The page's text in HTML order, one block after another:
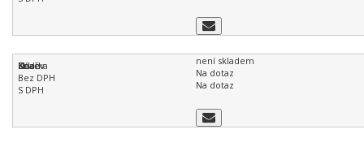
není skladem
Na dotaz
Na dotaz